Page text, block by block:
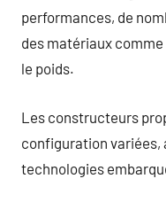
performances, de
des matériaux
le poids.
Les constructeurs
configuration variées,
technologies